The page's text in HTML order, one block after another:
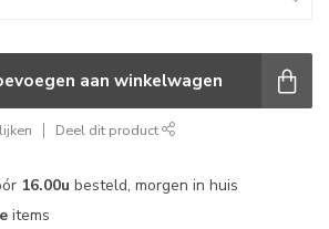
aan winkelwagen
Deel dit product
16.00u besteld, morgen in huis
items